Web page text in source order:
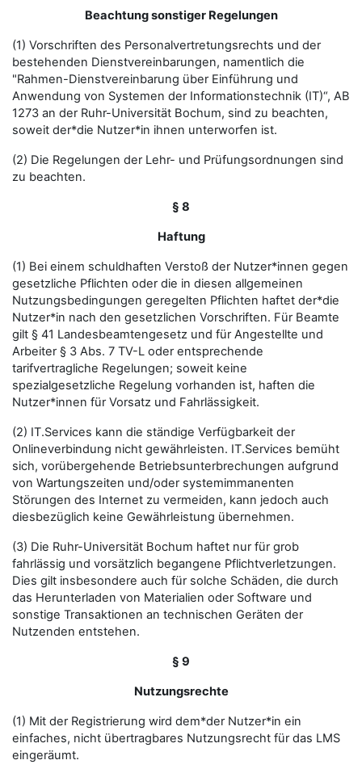
Beachtung sonstiger Regelungen
(1) Vorschriften des Personalvertretungsrechts und der
bestehenden Dienstvereinbarungen, namentlich die
"Rahmen-Dienstvereinbarung über Einführung und
Anwendung von Systemen der Informationstechnik (IT)“, AB
1273 an der Ruhr-Universität Bochum, sind zu beachten,
soweit der*die Nutzer*in ihnen unterworfen ist.
(2) Die Regelungen der Lehr- und Prüfungsordnungen sind
zu beachten.
§ 8
Haftung
(1) Bei einem schuldhaften Verstoß der Nutzer*innen gegen
gesetzliche Pflichten oder die in diesen allgemeinen
Nutzungsbedingungen geregelten Pflichten haftet der*die
Nutzer*in nach den gesetzlichen Vorschriften. Für Beamte
gilt § 41 Landesbeamtengesetz und für Angestellte und
Arbeiter § 3 Abs. 7 TV-L oder entsprechende
tarifvertragliche Regelungen; soweit keine
spezialgesetzliche Regelung vorhanden ist, haften die
Nutzer*innen für Vorsatz und Fahrlässigkeit.
(2) IT.Services kann die ständige Verfügbarkeit der
Onlineverbindung nicht gewährleisten. IT.Services bemüht
sich, vorübergehende Betriebsunterbrechungen aufgrund
von Wartungszeiten und/oder systemimmanenten
Störungen des Internet zu vermeiden, kann jedoch auch
diesbezüglich keine Gewährleistung übernehmen.
(3) Die Ruhr-Universität Bochum haftet nur für grob
fahrlässig und vorsätzlich begangene Pflichtverletzungen.
Dies gilt insbesondere auch für solche Schäden, die durch
das Herunterladen von Materialien oder Software und
sonstige Transaktionen an technischen Geräten der
Nutzenden entstehen.
§ 9
Nutzungsrechte
(1) Mit der Registrierung wird dem*der Nutzer*in ein
einfaches, nicht übertragbares Nutzungsrecht für das LMS
eingeräumt.